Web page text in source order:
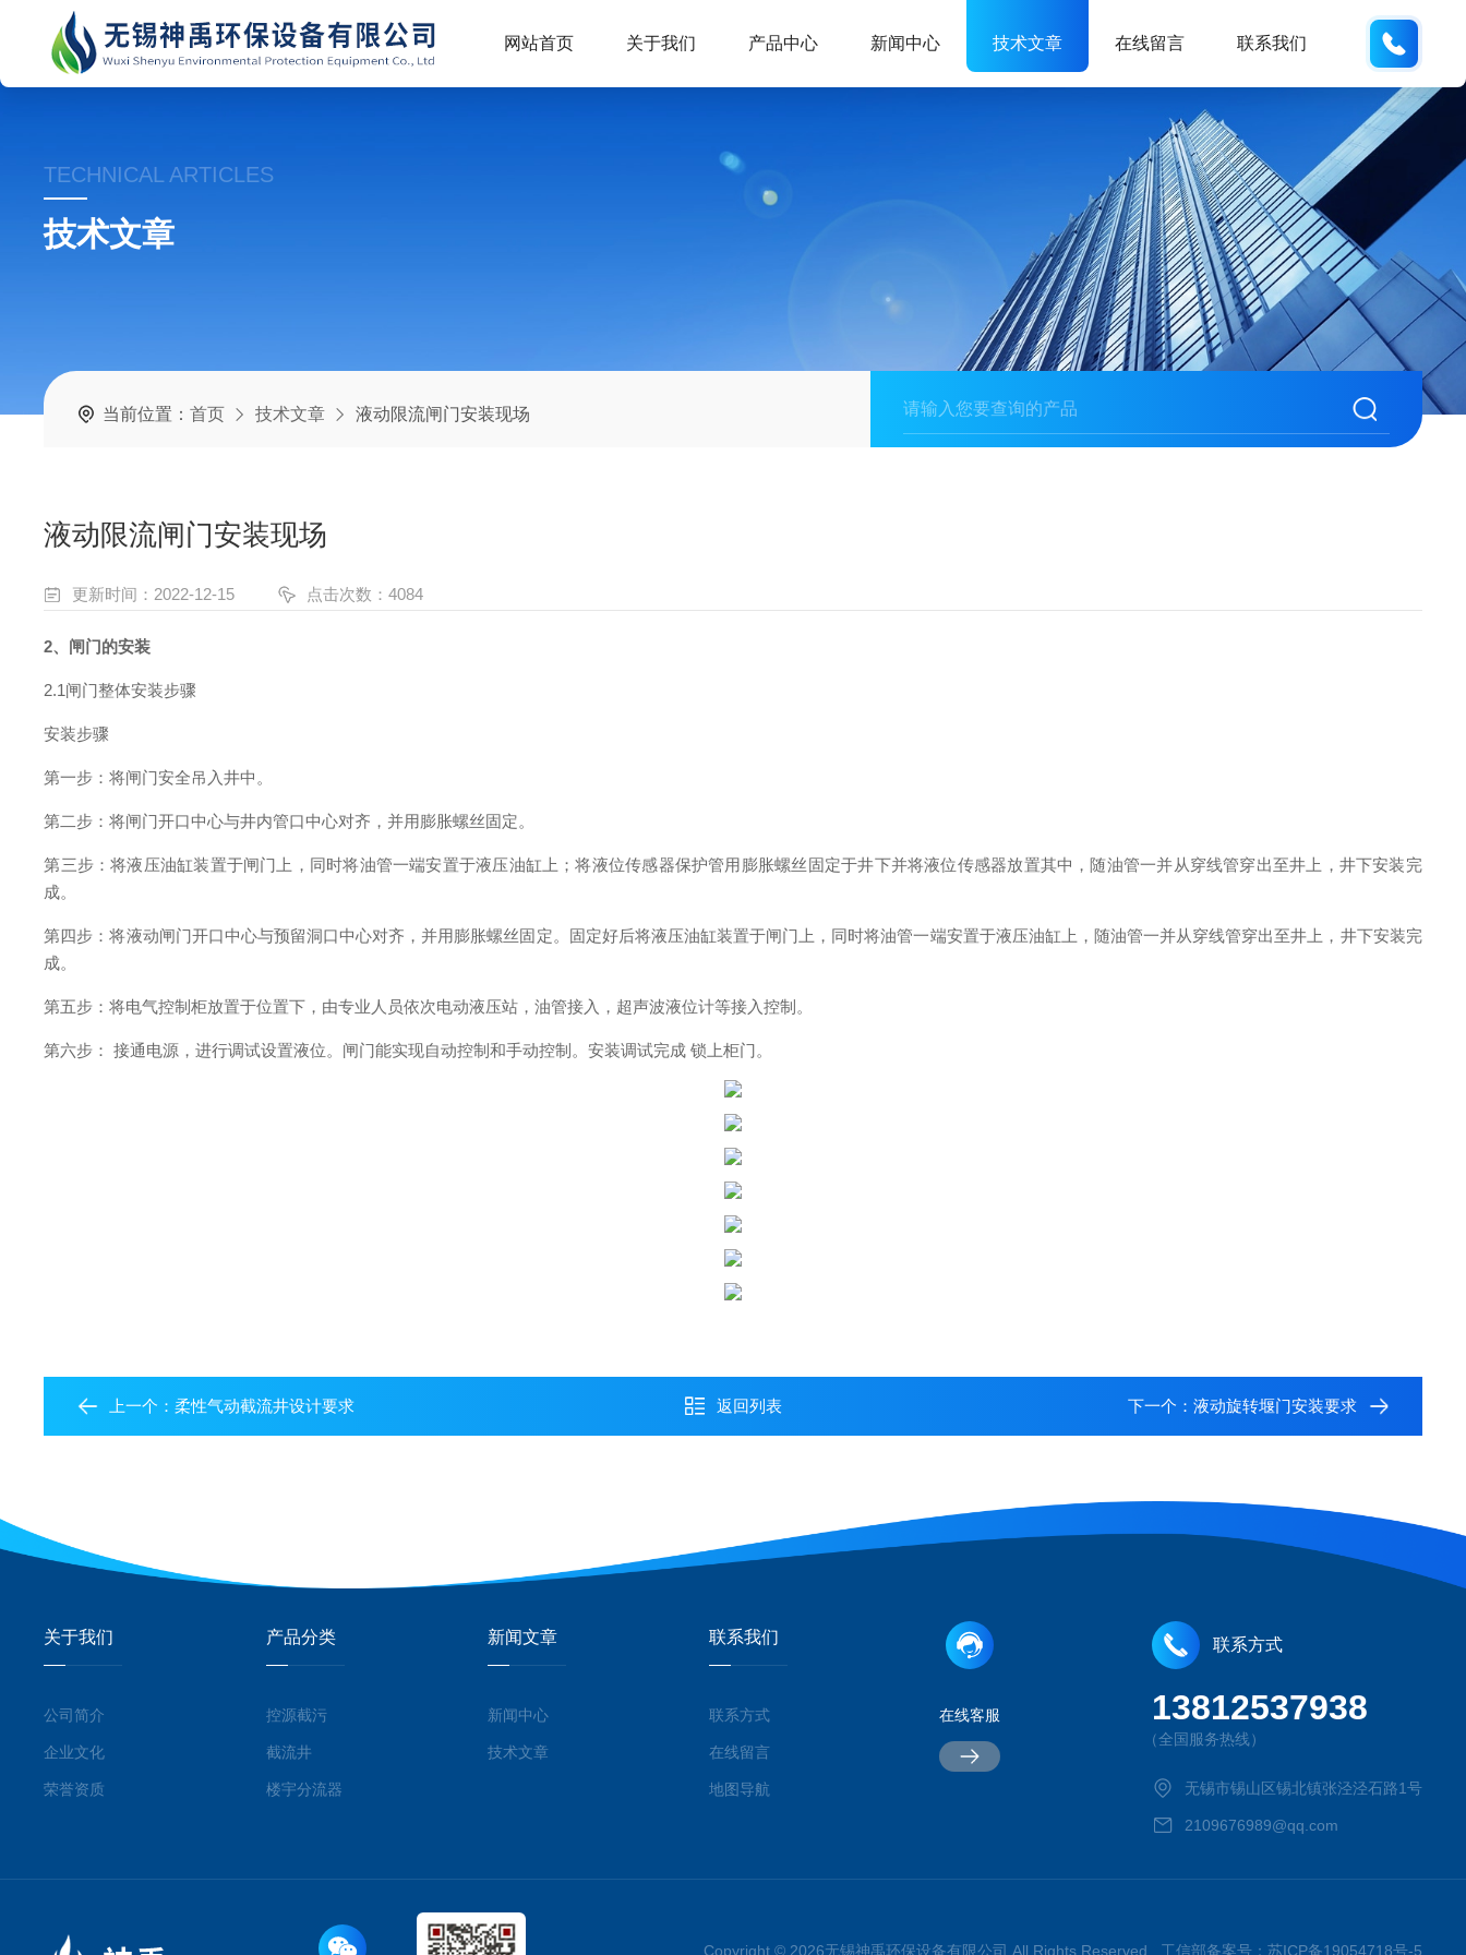
网站首页 关于我们 产品中心 新闻中心 技术文章 在线留言 联系我们
TECHNICAL ARTICLES
技术文章
当前位置：首页 技术文章 液动限流闸门安装现场
液动限流闸门安装现场
更新时间：2022-12-15 点击次数：4084
2、闸门的安装
2.1闸门整体安装步骤
安装步骤
第一步：将闸门安全吊入井中。
第二步：将闸门开口中心与井内管口中心对齐，并用膨胀螺丝固定。
第三步：将液压油缸装置于闸门上，同时将油管一端安置于液压油缸上；将液位传感器保护管用膨胀螺丝固定于井下并将液位传感器放置其中，随油管一并从穿线管穿出至井上，井下安装完
成。
第四步：将液动闸门开口中心与预留洞口中心对齐，并用膨胀螺丝固定。固定好后将液压油缸装置于闸门上，同时将油管一端安置于液压油缸上，随油管一并从穿线管穿出至井上，井下安装完
成。
第五步：将电气控制柜放置于位置下，由专业人员依次电动液压站，油管接入，超声波液位计等接入控制。
第六步： 接通电源，进行调试设置液位。闸门能实现自动控制和手动控制。安装调试完成 锁上柜门。
上一个：柔性气动截流井设计要求 返回列表 下一个： 液动旋转堰门安装要求
关于我们
公司简介
企业文化
荣誉资质
产品分类
控源截污
截流井
楼宇分流器
新闻文章
新闻中心
技术文章
联系我们
联系方式
在线留言
地图导航
在线客服
联系方式
13812537938
（全国服务热线）
无锡市锡山区锡北镇张泾泾石路1号
2109676989@qq.com
Copyright © 2026无锡神禹环保设备有限公司 All Rights Reserved 工信部备案号： 苏ICP备19054718号-5